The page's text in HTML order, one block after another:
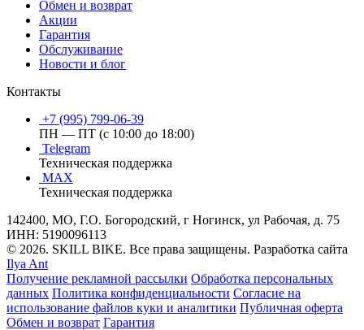
Обмен и возврат
Акции
Гарантия
Обслуживание
Новости и блог
Контакты
+7 (995) 799-06-39
ПН — ПТ (с 10:00 до 18:00)
Telegram
Техническая поддержка
MAX
Техническая поддержка
142400, МО, Г.О. Богородский, г Ногинск, ул Рабочая, д. 75
ИНН: 5190096113
© 2026. SKILL BIKE. Все права защищены. Разработка сайта
Ilya Ant
Получение рекламной рассылки Обработка персональных
данных Политика конфиденциальности Согласие на
использование файлов куки и аналитики Публичная оферта
Обмен и возврат Гарантия